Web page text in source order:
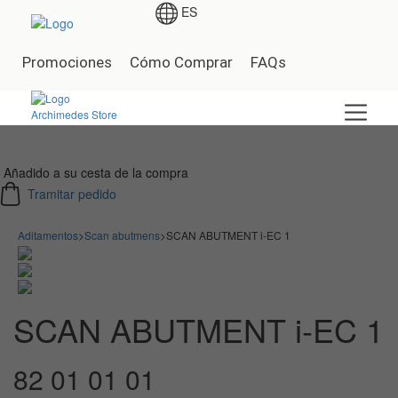
ES
Promociones Cómo Comprar FAQs
Añadido a su cesta de la compra
Tramitar pedido
Aditamentos>Scan abutmens>SCAN ABUTMENT i-EC 1
SCAN ABUTMENT i-EC 1
82 01 01 01